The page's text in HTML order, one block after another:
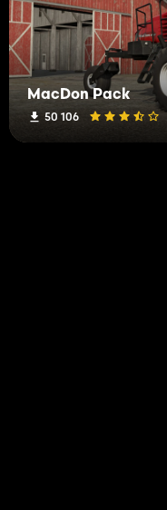
MacDon Pack
50 106